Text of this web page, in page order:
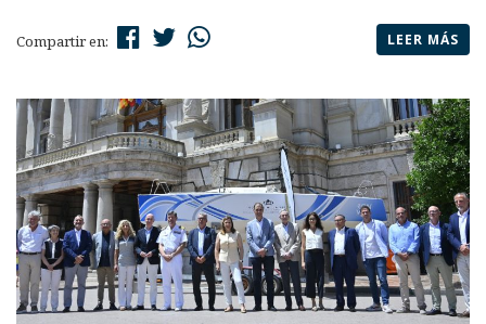
Compartir en: LEER MÁS